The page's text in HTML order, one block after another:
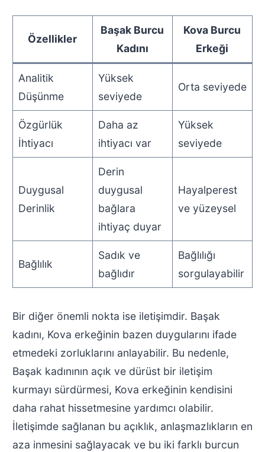
Özellikler
Başak Burcu
Kadını
Kova Burcu
Erkeği
Analitik
Düşünme
Yüksek
seviyede
Orta seviyede
Özgürlük
İhtiyacı
Daha az
ihtiyacı var
Yüksek
seviyede
Duygusal
Derinlik
Derin
duygusal
bağlara
ihtiyaç duyar
Hayalperest
ve yüzeysel
Bağlılık
Sadık ve
bağlıdır
Bağlılığı
sorgulayabilir
Bir diğer önemli nokta ise iletişimdir. Başak
kadını, Kova erkeğinin bazen duygularını ifade
etmedeki zorluklarını anlayabilir. Bu nedenle,
Başak kadınının açık ve dürüst bir iletişim
kurmayı sürdürmesi, Kova erkeğinin kendisini
daha rahat hissetmesine yardımcı olabilir.
İletişimde sağlanan bu açıklık, anlaşmazlıkların en
aza inmesini sağlayacak ve bu iki farklı burcun